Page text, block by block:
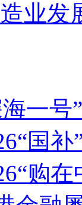
业发
海一号
国
购